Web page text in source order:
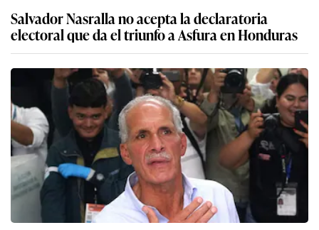
Salvador Nasralla no acepta la declaratoria
electoral que da el triunfo a Asfura en Honduras